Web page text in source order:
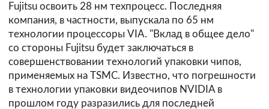
Fujitsu освоить 28 нм техпроцесс. Последняя
компания, в частности, выпускала по 65 нм
технологии процессоры VIA. "Вклад в общее дело"
со стороны Fujitsu будет заключаться в
совершенствовании технологий упаковки чипов,
применяемых на TSMC. Известно, что погрешности
в технологии упаковки видеочипов NVIDIA в
прошлом году разразились для последней